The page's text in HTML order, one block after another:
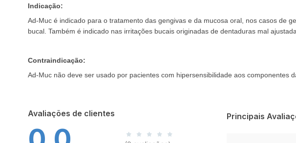
Indicação:
Ad-Muc é indicado para o tratamento das gengivas e da mucosa oral, nos casos de
bucal. Também é indicado nas irritações bucais originadas de dentaduras mal
Contraindicação:
Ad-Muc não deve ser usado por pacientes com hipersensibilidade aos
Avaliações de clientes Principais